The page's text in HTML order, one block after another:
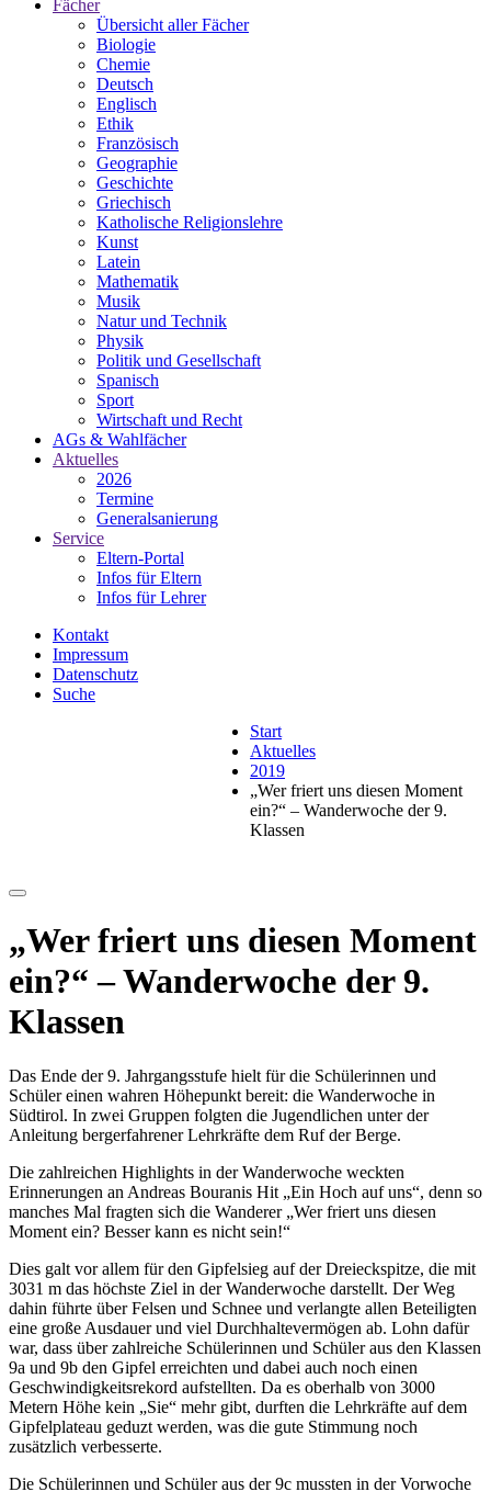
Fächer
Übersicht aller Fächer
Biologie
Chemie
Deutsch
Englisch
Ethik
Französisch
Geographie
Geschichte
Griechisch
Katholische Religionslehre
Kunst
Latein
Mathematik
Musik
Natur und Technik
Physik
Politik und Gesellschaft
Spanisch
Sport
Wirtschaft und Recht
AGs & Wahlfächer
Aktuelles
2026
Termine
Generalsanierung
Service
Eltern-Portal
Infos für Eltern
Infos für Lehrer
Kontakt
Impressum
Datenschutz
Suche
Start
Aktuelles
2019
„Wer friert uns diesen Moment
ein?“ – Wanderwoche der 9.
Klassen
„Wer friert uns diesen Moment
ein?“ – Wanderwoche der 9.
Klassen
Das Ende der 9. Jahrgangsstufe hielt für die Schülerinnen und
Schüler einen wahren Höhepunkt bereit: die Wanderwoche in
Südtirol. In zwei Gruppen folgten die Jugendlichen unter der
Anleitung bergerfahrener Lehrkräfte dem Ruf der Berge.
Die zahlreichen Highlights in der Wanderwoche weckten
Erinnerungen an Andreas Bouranis Hit „Ein Hoch auf uns“, denn so
manches Mal fragten sich die Wanderer „Wer friert uns diesen
Moment ein? Besser kann es nicht sein!“
Dies galt vor allem für den Gipfelsieg auf der Dreieckspitze, die mit
3031 m das höchste Ziel in der Wanderwoche darstellt. Der Weg
dahin führte über Felsen und Schnee und verlangte allen Beteiligten
eine große Ausdauer und viel Durchhaltevermögen ab. Lohn dafür
war, dass über zahlreiche Schülerinnen und Schüler aus den Klassen
9a und 9b den Gipfel erreichten und dabei auch noch einen
Geschwindigkeitsrekord aufstellten. Da es oberhalb von 3000
Metern Höhe kein „Sie“ mehr gibt, durften die Lehrkräfte auf dem
Gipfelplateau geduzt werden, was die gute Stimmung noch
zusätzlich verbesserte.
Die Schülerinnen und Schüler aus der 9c mussten in der Vorwoche